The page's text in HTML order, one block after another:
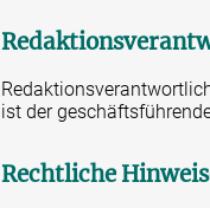
ist der
Rechtliche